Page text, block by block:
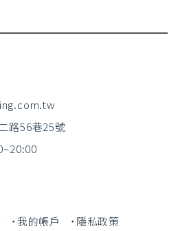
路56巷25號
˙我的帳戶 ˙隱私政策